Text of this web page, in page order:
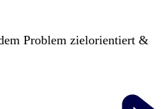
Problem zielorientiert &